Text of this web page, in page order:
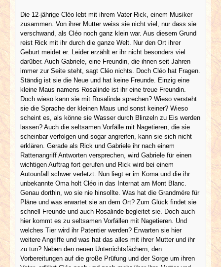
Die 12-jährige Cléo lebt mit ihrem Vater Rick, einem Musiker
zusammen. Von ihrer Mutter weiss sie nicht viel, nur dass sie
verschwand, als Cléo noch ganz klein war. Aus diesem Grund
reist Rick mit ihr durch die ganze Welt. Nur den Ort ihrer
Geburt meidet er. Leider erzählt er ihr nicht besonders viel
darüber. Auch Gabriele, eine Freundin, die ihnen seit Jahren
immer zur Seite steht, sagt Cléo nichts. Doch Cléo hat Fragen.
Ständig ist sie die Neue und hat keine Freunde. Einzig eine
kleine Maus namens Rosalinde ist ihr eine treue Freundin.
Doch wieso kann sie mit Rosalinde sprechen? Wieso versteht
sie die Sprache der kleinen Maus und sonst keiner? Wieso
scheint es, als könne sie Wasser durch Blinzeln zu Eis werden
lassen? Auch die seltsamen Vorfälle mit Nagetieren, die sie
scheinbar verfolgen und sogar angreifen, kann sie sich nicht
erklären. Gerade als Rick und Gabriele ihr nach einem
Rattenangriff Antworten versprechen, wird Gabriele für einen
wichtigen Auftrag fort gerufen und Rick wird bei einem
Autounfall schwer verletzt. Nun liegt er im Koma und die ihr
unbekannte Oma holt Cléo in das Internat am Mont Blanc.
Genau dorthin, wo sie nie hinsollte. Was hat die Grandmére für
Pläne und was erwartet sie an dem Ort? Zum Glück findet sie
schnell Freunde und auch Rosalinde begleitet sie. Doch auch
hier kommt es zu seltsamen Vorfällen mit Nagetieren. Und
welches Tier wird ihr Patentier werden? Erwarten sie hier
weitere Angriffe und was hat das alles mit ihrer Mutter und ihr
zu tun? Neben den neuen Unterrichtsfächern, den
Vorbereitungen auf die große Prüfung und der Sorge um ihren